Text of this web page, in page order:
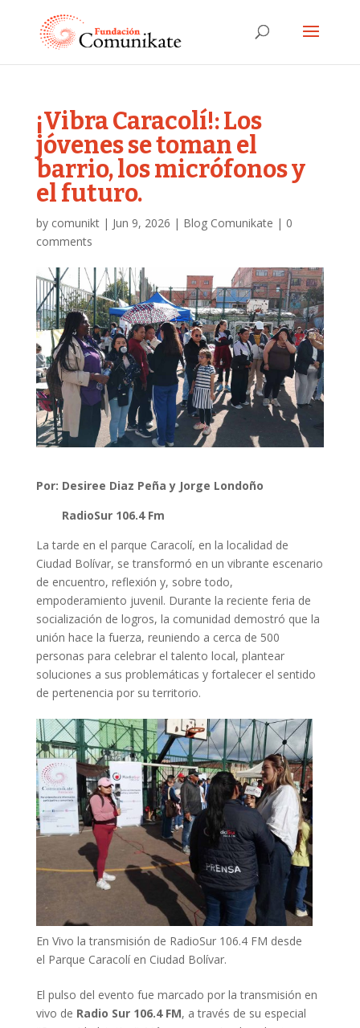
¡Vibra Caracolí!: Los
jóvenes se toman el
barrio, los micrófonos y
el futuro.
by comunikt| Jun 9, 2026 | Blog Comunikate | 0
comments
Por: Desiree Diaz Peña y Jorge Londoño
RadioSur 106.4 Fm
La tarde en el parque Caracolí, en la localidad de
Ciudad Bolívar, se transformó en un vibrante escenario
de encuentro, reflexión y, sobre todo,
empoderamiento juvenil. Durante la reciente feria de
socialización de logros, la comunidad demostró que la
unión hace la fuerza, reuniendo a cerca de 500
personas para celebrar el talento local, plantear
soluciones a sus problemáticas y fortalecer el sentido
de pertenencia por su territorio.
En Vivo la transmisión de RadioSur 106.4 FM desde
el Parque Caracolí en Ciudad Bolívar.
El pulso del evento fue marcado por la transmisión en
vivo de Radio Sur 106.4 FM, a través de su especial